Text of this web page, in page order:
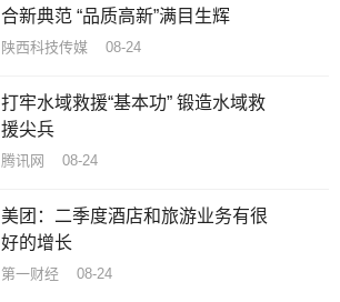
合新典范 “品质高新”满目生辉
陕西科技传媒 08-24
打牢水域救援“基本功” 锻造水域救
援尖兵
腾讯网 08-24
美团：二季度酒店和旅游业务有很
好的增长
第一财经 08-24